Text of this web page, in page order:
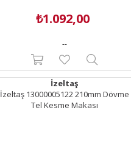
₺1.092,00
--
İzeltaş
İzeltaş 13000005122 210mm Dövme
Tel Kesme Makası